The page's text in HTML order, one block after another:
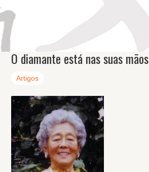
O diamante está nas suas mãos
Artigos